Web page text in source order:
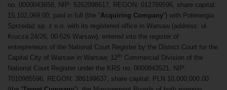
no. 0000043658, NIP: 5262098617, REGON: 012789596, share capital:
15,102,069.00, paid in full (the “Acquiring Company”) with Polenergia
Sprzedaż sp. z o.o. with its registered office in Warsaw (address: ul.
Krucza 24/26, 00-526 Warsaw), entered into the register of
entrepreneurs of the National Court Register by the District Court for the
Capital City of Warsaw in Warsaw, 12th Commercial Division of the
National Court Register under the KRS no. 0000843521, NIP:
7010985596, REGON: 386199637, share capital: PLN 10,000,000.00